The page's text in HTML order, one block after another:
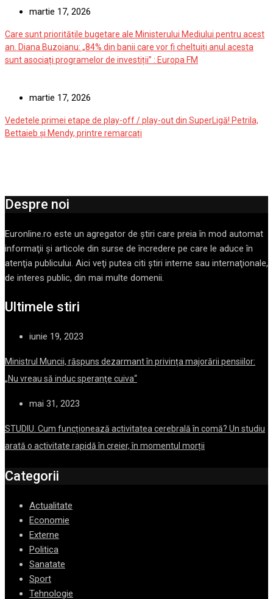
martie 17, 2026
Care sunt prioritățile bugetare ale Ministerului Mediului pentru acest
an. Diana Buzoianu: „84% din banii care vor fi cheltuiți anul acesta
sunt asociați programelor de investiții” : Europa FM
martie 17, 2026
Vedetele primei etape de play-off / play-out din SuperLigă! Petrila,
Bettaieb și Mendy, printre remarcați
Despre noi
Euronline.ro este un agregator de ştiri care preia în mod automat
informaţii şi articole din surse de încredere pe care le aduce în
atenţia publicului. Aici veţi putea citi ştiri interne sau internaţionale,
de interes public, din mai multe domenii.
Ultimele stiri
iunie 19, 2023
Ministrul Muncii, răspuns dezarmant în privința majorării pensiilor:
„Nu vreau să induc speranţe cuiva“
mai 31, 2023
STUDIU. Cum funcționează activitatea cerebrală în comă? Un studiu
arată o activitate rapidă în creier, în momentul morții
Categorii
Actualitate
Economie
Externe
Politica
Sanatate
Sport
Tehnologie